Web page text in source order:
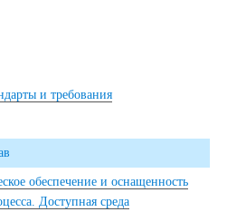
и требования
обеспечение и оснащенность
Доступная среда